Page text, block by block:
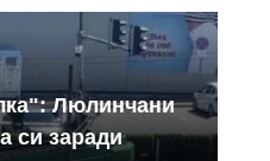
Люлинчани
си заради